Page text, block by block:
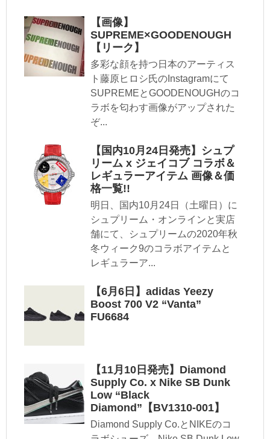
【画像】
SUPREME×GOODENOUGH
【リーク】
多彩な顔を持つ日本のアーティス
ト藤原ヒロシ氏のInstagramにて
SUPREMEとGOODENOUGHのコ
ラボを匂わす画像がアップされた
ぞ...
【国内10月24日発売】シュプ
リーム x ジェイコブ コラボ＆
レギュラーアイテム 画像＆価
格一覧!!
明日、国内10月24日（土曜日）に
シュプリーム・オンラインと実店
舗にて、シュプリームの2020年秋
冬ウィーク9のコラボアイテムと
レギュラーア...
【6月6日】adidas Yeezy
Boost 700 V2 “Vanta”
FU6684
【11月10日発売】Diamond
Supply Co. x Nike SB Dunk
Low “Black
Diamond”【BV1310-001】
Diamond Supply Co.とNIKEのコ